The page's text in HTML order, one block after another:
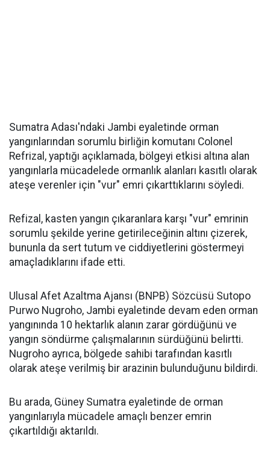
Sumatra Adası'ndaki Jambi eyaletinde orman
yangınlarından sorumlu birliğin komutanı Colonel
Refrizal, yaptığı açıklamada, bölgeyi etkisi altına alan
yangınlarla mücadelede ormanlık alanları kasıtlı olarak
ateşe verenler için "vur" emri çıkarttıklarını söyledi.
Refizal, kasten yangın çıkaranlara karşı "vur" emrinin
sorumlu şekilde yerine getirileceğinin altını çizerek,
bununla da sert tutum ve ciddiyetlerini göstermeyi
amaçladıklarını ifade etti.
Ulusal Afet Azaltma Ajansı (BNPB) Sözcüsü Sutopo
Purwo Nugroho, Jambi eyaletinde devam eden orman
yangınında 10 hektarlık alanın zarar gördüğünü ve
yangın söndürme çalışmalarının sürdüğünü belirtti.
Nugroho ayrıca, bölgede sahibi tarafından kasıtlı
olarak ateşe verilmiş bir arazinin bulunduğunu bildirdi.
Bu arada, Güney Sumatra eyaletinde de orman
yangınlarıyla mücadele amaçlı benzer emrin
çıkartıldığı aktarıldı.